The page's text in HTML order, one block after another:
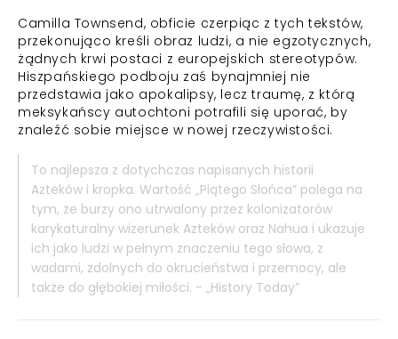
Camilla Townsend, obficie czerpiąc z tych tekstów,
przekonująco kreśli obraz ludzi, a nie egzotycznych,
żądnych krwi postaci z europejskich stereotypów.
Hiszpańskiego podboju zaś bynajmniej nie
przedstawia jako apokalipsy, lecz traumę, z którą
meksykańscy autochtoni potrafili się uporać, by
znaleźć sobie miejsce w nowej rzeczywistości.
To najlepsza z dotychczas napisanych historii
Azteków i kropka. Wartość „Piątego Słońca” polega na
tym, że burzy ono utrwalony przez kolonizatorów
karykaturalny wizerunek Azteków oraz Nahua i ukazuje
ich jako ludzi w pełnym znaczeniu tego słowa, z
wadami, zdolnych do okrucieństwa i przemocy, ale
także do głębokiej miłości. - „History Today”